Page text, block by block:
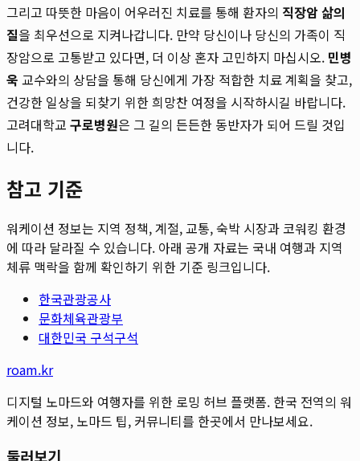
그리고 따뜻한 마음이 어우러진 치료를 통해 환자의 직장암 삶의
질을 최우선으로 지켜나갑니다. 만약 당신이나 당신의 가족이 직
장암으로 고통받고 있다면, 더 이상 혼자 고민하지 마십시오. 민병
욱 교수와의 상담을 통해 당신에게 가장 적합한 치료 계획을 찾고,
건강한 일상을 되찾기 위한 희망찬 여정을 시작하시길 바랍니다.
고려대학교 구로병원은 그 길의 든든한 동반자가 되어 드릴 것입
니다.
참고 기준
워케이션 정보는 지역 정책, 계절, 교통, 숙박 시장과 코워킹 환경
에 따라 달라질 수 있습니다. 아래 공개 자료는 국내 여행과 지역
체류 맥락을 함께 확인하기 위한 기준 링크입니다.
한국관광공사
문화체육관광부
대한민국 구석구석
roam.kr
디지털 노마드와 여행자를 위한 로밍 허브 플랫폼. 한국 전역의 워
케이션 정보, 노마드 팁, 커뮤니티를 한곳에서 만나보세요.
둘러보기